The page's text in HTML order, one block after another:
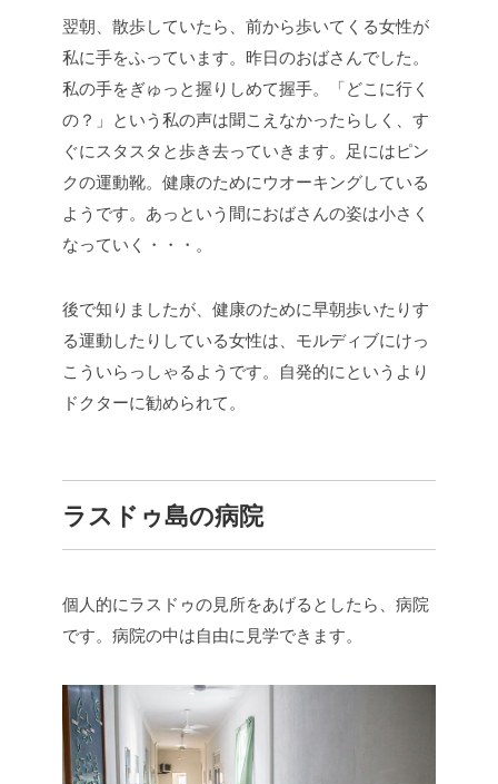
翌朝、散歩していたら、前から歩いてくる女性が
私に手をふっています。昨日のおばさんでした。
私の手をぎゅっと握りしめて握手。「どこに行く
の？」という私の声は聞こえなかったらしく、す
ぐにスタスタと歩き去っていきます。足にはピン
クの運動靴。健康のためにウオーキングしている
ようです。あっという間におばさんの姿は小さく
なっていく・・・。
後で知りましたが、健康のために早朝歩いたりす
る運動したりしている女性は、モルディブにけっ
こういらっしゃるようです。自発的にというより
ドクターに勧められて。
ラスドゥ島の病院
個人的にラスドゥの見所をあげるとしたら、病院
です。病院の中は自由に見学できます。